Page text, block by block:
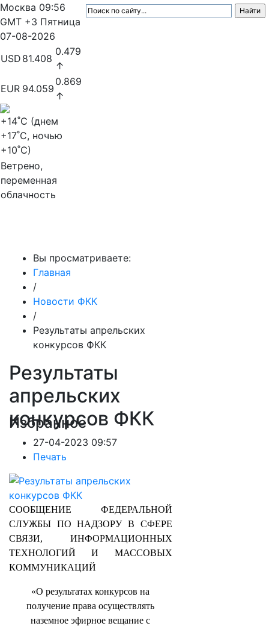
Москва 09:56
GMT +3 Пятница
07-08-2026
USD 81.408
0.479
↑
EUR 94.059
0.869
↑
+14˚C (днем
+17˚C, ночью
+10˚C)
Ветрено,
переменная
облачность
Вы просматриваете:
Главная
/
Новости ФКК
/
Результаты апрельских
конкурсов ФКК
Результаты
апрельских
конкурсов ФКК
Избранное
27-04-2023 09:57
Печать
СООБЩЕНИЕ ФЕДЕРАЛЬНОЙ
СЛУЖБЫ ПО НАДЗОРУ В СФЕРЕ
СВЯЗИ, ИНФОРМАЦИОННЫХ
ТЕХНОЛОГИЙ И МАССОВЫХ
КОММУНИКАЦИЙ
«О результатах конкурсов на
получение права осуществлять
наземное эфирное вещание с